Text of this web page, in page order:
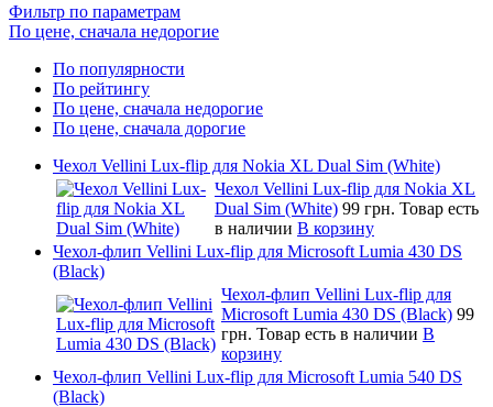
Фильтр по параметрам
По цене, сначала недорогие
По популярности
По рейтингу
По цене, сначала недорогие
По цене, сначала дорогие
Чехол Vellini Lux-flip для Nokia XL Dual Sim (White)
Чехол Vellini Lux-flip для Nokia XL
Dual Sim (White) 99 грн. Товар есть
в наличии В корзину
Чехол-флип Vellini Lux-flip для Microsoft Lumia 430 DS
(Black)
Чехол-флип Vellini Lux-flip для
Microsoft Lumia 430 DS (Black) 99
грн. Товар есть в наличии В
корзину
Чехол-флип Vellini Lux-flip для Microsoft Lumia 540 DS
(Black)